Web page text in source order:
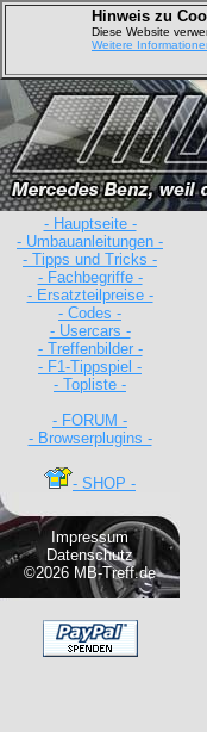
Hinweis zu
Diese Website
Weitere
- Hauptseite -
- Umbauanleitungen -
- Tipps und Tricks -
- Fachbegriffe -
- Ersatzteilpreise -
- Codes -
- Usercars -
- Treffenbilder -
- F1-Tippspiel -
- Topliste -
- FORUM -
- Browserplugins -
- SHOP -
Impressum
Datenschutz
©2026 MB-Treff.de